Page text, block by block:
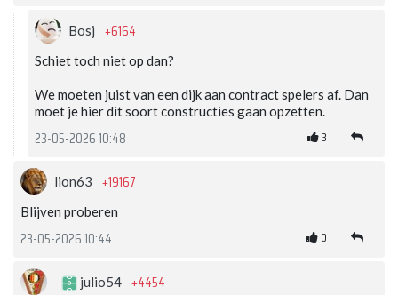
Bosj +6164
Schiet toch niet op dan?
We moeten juist van een dijk aan contract spelers af. Dan
moet je hier dit soort constructies gaan opzetten.
23-05-2026 10:48 3
lion63 +19167
Blijven proberen
23-05-2026 10:44 0
julio54 +4454